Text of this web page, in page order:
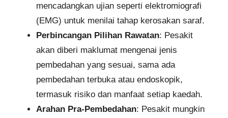
mencadangkan ujian seperti elektromiografi
(EMG) untuk menilai tahap kerosakan saraf.
Perbincangan Pilihan Rawatan: Pesakit
akan diberi maklumat mengenai jenis
pembedahan yang sesuai, sama ada
pembedahan terbuka atau endoskopik,
termasuk risiko dan manfaat setiap kaedah.
Arahan Pra-Pembedahan: Pesakit mungkin